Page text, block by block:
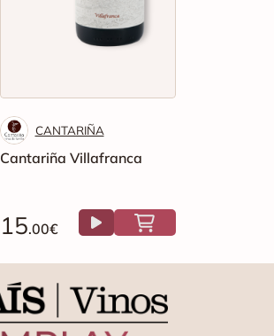
CANTARIÑA
Cantariña Villafranca
15.00€